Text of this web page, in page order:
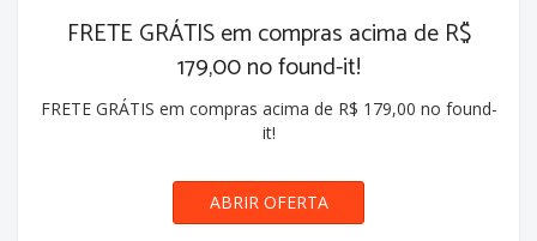
FRETE GRÁTIS em compras acima de R$
179,00 no found-it!
FRETE GRÁTIS em compras acima de R$ 179,00 no found-
it!
ABRIR OFERTA